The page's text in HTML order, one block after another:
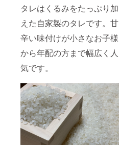
タレはくるみをたっぷり加
えた自家製のタレです。甘
辛い味付けが小さなお子様
から年配の方まで幅広く人
気です。